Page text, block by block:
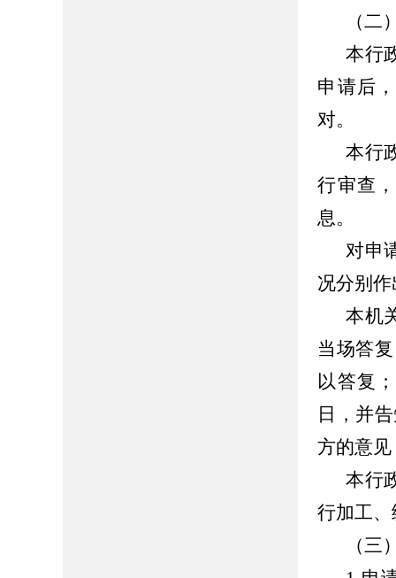
（二
本行
申请后
对。
本行
行审查
息。
对申
况分别
本机
当场答
以答复
日，并
方的意
本行
行加工
（三